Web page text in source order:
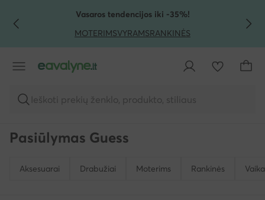
PEREITI PRIE PAGRINDINIO TURINIO
PEREITI Į PAIEŠKĄVasaros tendencijos iki -35%!
MOTERIMSVYRAMSRANKINĖS
Ieškoti prekių ženklo, produkto, stiliaus
Pasiūlymas Guess
Aksesuarai Drabužiai Moterims Rankinės